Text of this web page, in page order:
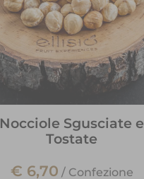
Nocciole Sgusciate e
Tostate
€ 6,70 / Confezione